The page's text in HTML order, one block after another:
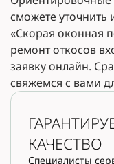
сможете
«Скорая оконная
ремонт откосов
заявку онлайн.
свяжемся с вами
КАЧЕСТВО
Специалисты